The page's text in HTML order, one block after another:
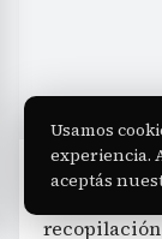
El ensayo
Usamos
experiencia.
aceptás